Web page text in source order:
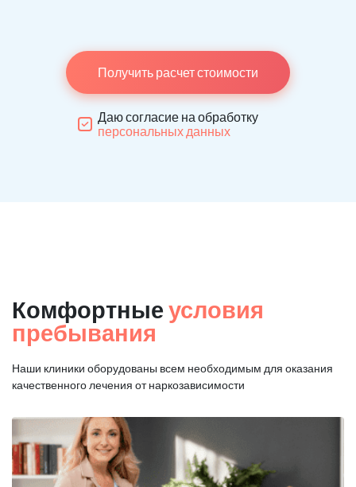
Получить расчет стоимости
Даю согласие на обработку
персональных данных
Комфортные условия
пребывания
Наши клиники оборудованы всем необходимым для оказания
качественного лечения от наркозависимости